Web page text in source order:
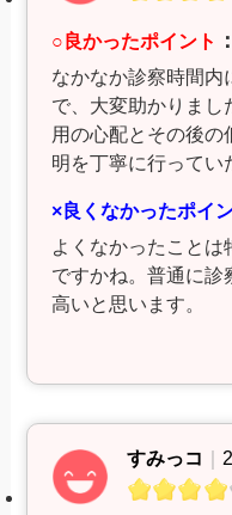
○良かったポイント
なかなか診察時間内
で、大変助かりまし
用の心配とその後の
明を丁寧に行ってい
×良くなかったポイ
よくなかったこと
ですかね。普通に診
高いと思います。
すみっコ ｜